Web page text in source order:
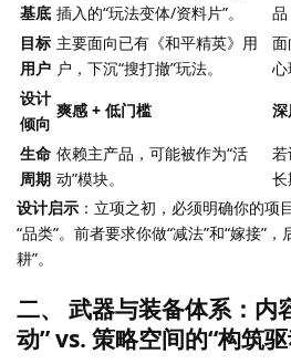
基底 插入的“玩法变体/资料片”。
品
目标
用户
主要面向已有《和平精英》用
户，下沉“搜打撤”玩法。
心
设计
倾向
爽感 + 低门槛
生命
周期
依赖主产品，可能被作为“活
动”模块。
长
设计启示 ：立项之初，必须明确你的项
“品类”。前者要求你做“减法”和“嫁接”
耕”。
二、 武器与装备体系：内
动” vs. 策略空间的“构筑